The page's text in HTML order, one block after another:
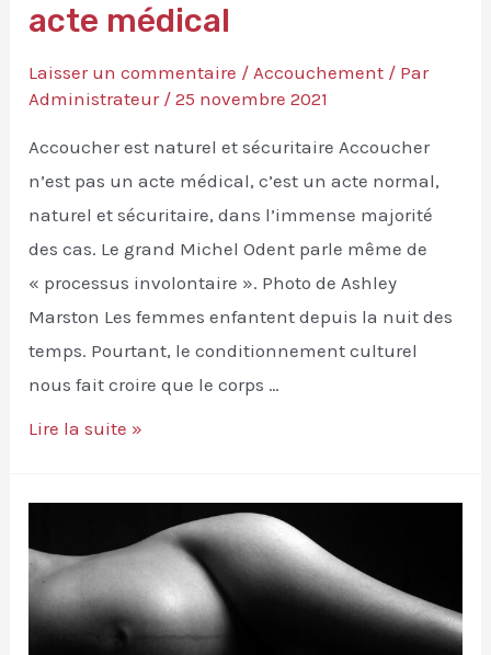
acte médical
Laisser un commentaire /Accouchement / Par
Administrateur /25 novembre 2021
Accoucher est naturel et sécuritaire Accoucher
n’est pas un acte médical, c’est un acte normal,
naturel et sécuritaire, dans l’immense majorité
des cas. Le grand Michel Odent parle même de
« processus involontaire ». Photo de Ashley
Marston Les femmes enfantent depuis la nuit des
temps. Pourtant, le conditionnement culturel
nous fait croire que le corps …
Le
Accoucher
n’est
pas
Lire la suite »